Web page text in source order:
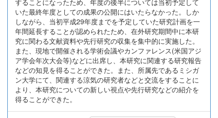
することになったため、年度の後半については当初予定して
いた最終年度としての成果の公開にはいたらなかった。しか
しながら、当初平成29年度までを予定していた研究計画を一
年間延長することが認められたため、在外研究期間中に本研
究に関わる文献資料や先行研究の収集を集中的に実施した。
また、現地で開催される学術会議やカンファレンス(米国アジ
ア学会年次大会等)などに出席し、本研究に関連する研究報告
などの知見を得ることができた。また、所属先であるミシガ
ン大学にて、関連する涼気の研究者などと交流をすることに
より、本研究についての新しい視点や先行研究などの紹介を
得ることができた。